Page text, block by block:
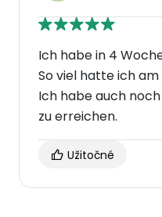
Ich habe in 4
So viel hatte ich
Ich habe auch
zu erreichen.
Užitočné